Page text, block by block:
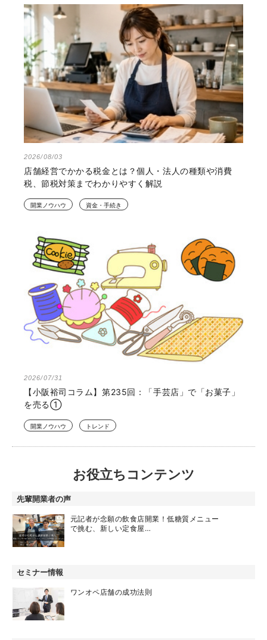
2026/08/03
店舗経営でかかる税金とは？個人・法人の種類や消費
税、節税対策までわかりやすく解説
開業ノウハウ 資金・手続き
2026/07/31
【小阪裕司コラム】第235回：「手芸店」で「お菓子」
を売る①
開業ノウハウ トレンド
お役立ちコンテンツ
先輩開業者の声
元記者が念願の飲食店開業！低糖質メニュー
で挑む、新しい定食屋…
セミナー情報
ワンオペ店舗の成功法則